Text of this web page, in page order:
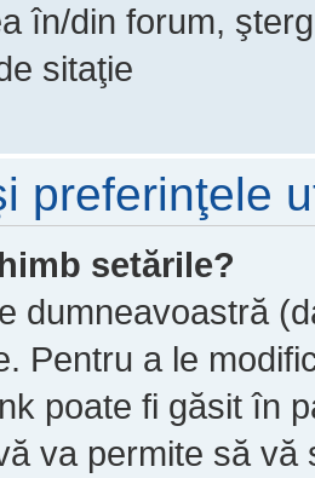
în/din forum,
sitaţie
preferinţele
setările?
dumneavoastră
Pentru a le
poate fi găsit în
va permite să vă